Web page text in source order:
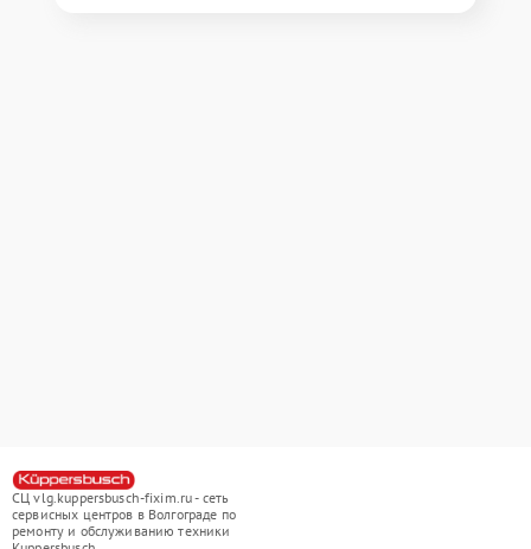
СЦ vlg.kuppersbusch-fixim.ru - сеть
сервисных центров в Волгограде по
ремонту и обслуживанию техники